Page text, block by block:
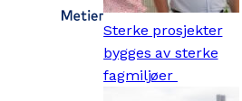
Sterke prosjekter
bygges av sterke
fagmiljøer